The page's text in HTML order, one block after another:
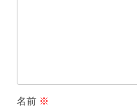
名前 ※